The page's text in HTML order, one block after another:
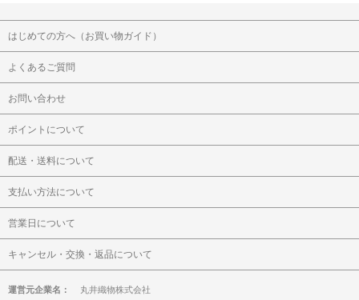
はじめての方へ（お買い物ガイド）
よくあるご質問
お問い合わせ
ポイントについて
配送・送料について
支払い方法について
営業日について
キャンセル・交換・返品について
運営元企業名：
丸井織物株式会社